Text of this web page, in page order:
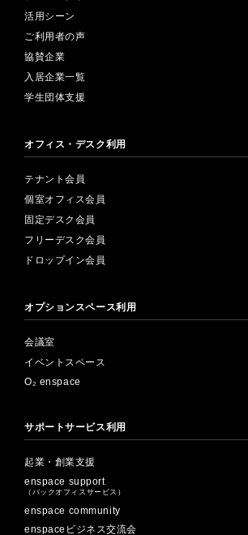
活用シーン
ご利用者の声
協賛企業
入居企業一覧
学生団体支援
オフィス・デスク利用
テナント会員
個室オフィス会員
固定デスク会員
フリーデスク会員
ドロップイン会員
オプションスペース利用
会議室
イベントスペース
O₂ enspace
サポートサービス利用
起業・創業支援
enspace support
（バックオフィスサービス）
enspace community
enspaceビジネス交流会